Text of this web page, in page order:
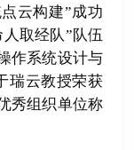
云构建”成功
取经队”队伍
作系统设计与
瑞云教授荣获
秀组织单位称